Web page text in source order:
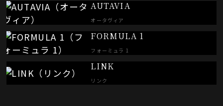
AUTAVIA
オータヴィア
FORMULA 1
フォーミュラ 1
LINK
リンク